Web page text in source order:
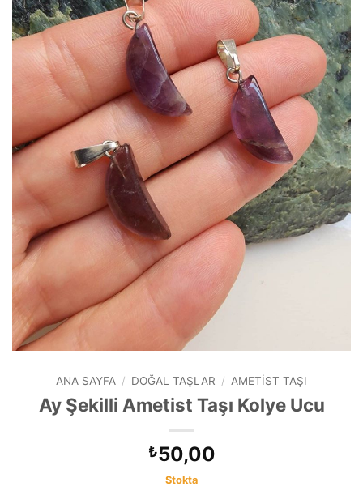
ANA SAYFA / DOĞAL TAŞLAR / AMETIST TAŞI
Ay Şekilli Ametist Taşı Kolye Ucu
₺50,00
Stokta